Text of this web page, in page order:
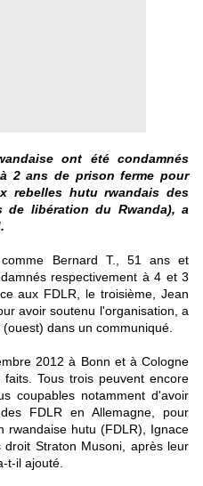
ont été condamnés
2 ans de prison ferme pour
rebelles hutu rwandais des
de libération du Rwanda), a
Bernard T., 51 ans et
respectivement à 4 et 3
aux FDLR, le troisième, Jean
avoir soutenu l'organisation, a
dans un communiqué.
2012 à Bonn et à Cologne
Tous trois peuvent encore
coupables notamment d'avoir
FDLR en Allemagne, pour
rwandaise hutu (FDLR), Ignace
Straton Musoni, après leur
t-il ajouté.